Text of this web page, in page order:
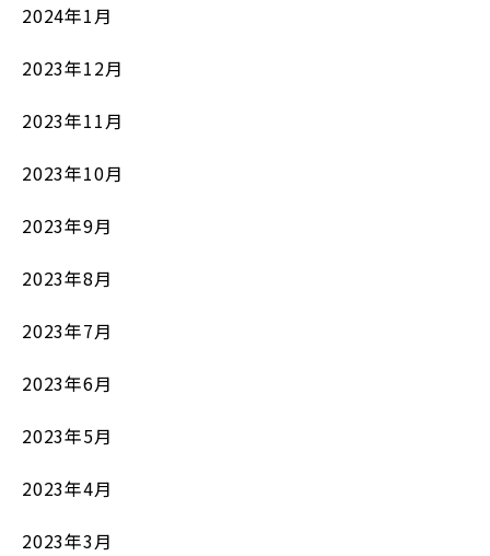
2024年1月
2023年12月
2023年11月
2023年10月
2023年9月
2023年8月
2023年7月
2023年6月
2023年5月
2023年4月
2023年3月